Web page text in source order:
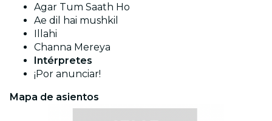
Agar Tum Saath Ho
Ae dil hai mushkil
Illahi
Channa Mereya
Intérpretes
¡Por anunciar!
Mapa de asientos